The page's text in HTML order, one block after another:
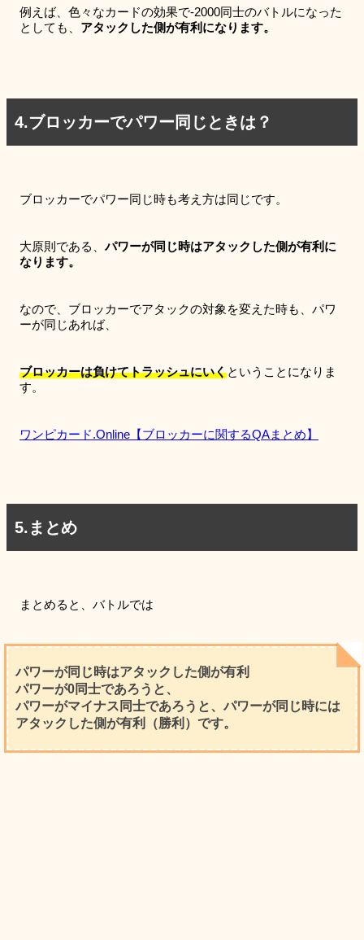
例えば、色々なカードの効果で-2000同士のバトルになった
としても、 アタックした側が有利になります。
4.ブロッカーでパワー同じときは？
ブロッカーでパワー同じ時も考え方は同じです。
大原則である、パワーが同じ時はアタックした側が有利に
なります。
なので、ブロッカーでアタックの対象を変えた時も、パワ
ーが同じあれば、
ブロッカーは負けてトラッシュにいくということになりま
す。
ワンピカード.Online【ブロッカーに関するQAまとめ】
5.まとめ
まとめると、バトルでは
パワーが同じ時はアタックした側が有利
パワーが0同士であろうと、
パワーがマイナス同士であろうと、パワーが同じ時には
アタックした側が有利（勝利）です。